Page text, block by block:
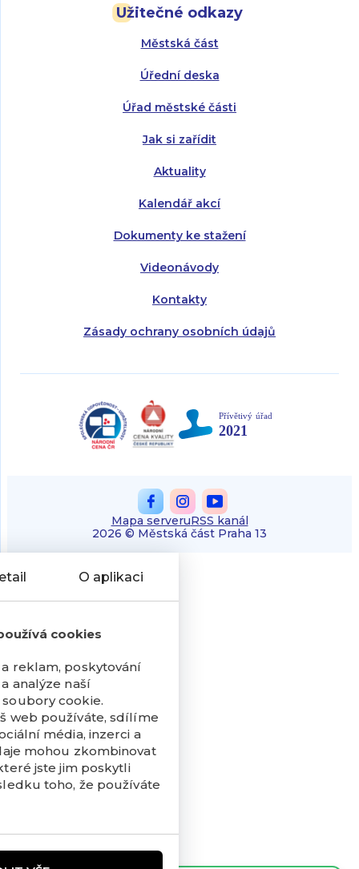
Užitečné odkazy
Městská část
Úřední deska
Úřad městské části
Jak si zařídit
Aktuality
Kalendář akcí
Dokumenty ke stažení
Videonávody
Kontakty
Zásady ochrany osobních údajů
Úterý: 8:00 - 16:00
Úterý: 8:00 - 13:00
2026 © Městská část Praha 13
Mapa serveruRSS kanál